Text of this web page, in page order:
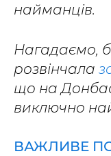
найманців.
Нагадаємо,
розвінчала
що на
виключно
ВАЖЛИВЕ